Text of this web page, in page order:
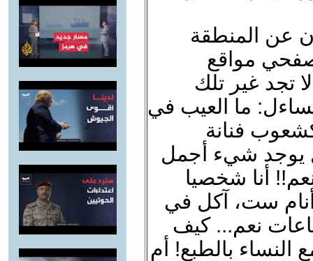
عن المنطقة
مواقع
تجد غير تلك
ما العيب في
فنانة
يوجد شيء أجمل
أنا شخصيا
ست، آكل في
نعم... كيف
بالطبع! أم